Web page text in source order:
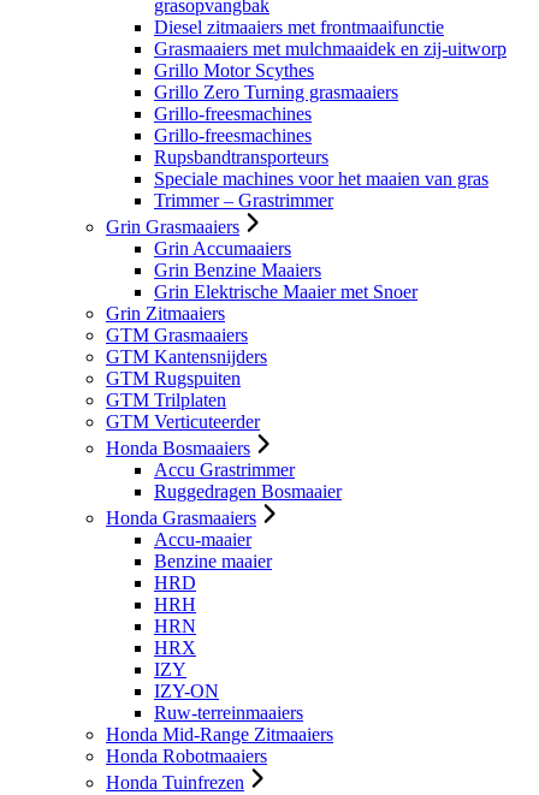
grasopvangbak
Diesel zitmaaiers met frontmaaifunctie
Grasmaaiers met mulchmaaidek en zij-uitworp
Grillo Motor Scythes
Grillo Zero Turning grasmaaiers
Grillo-freesmachines
Grillo-freesmachines
Rupsbandtransporteurs
Speciale machines voor het maaien van gras
Trimmer – Grastrimmer
Grin Grasmaaiers
Grin Accumaaiers
Grin Benzine Maaiers
Grin Elektrische Maaier met Snoer
Grin Zitmaaiers
GTM Grasmaaiers
GTM Kantensnijders
GTM Rugspuiten
GTM Trilplaten
GTM Verticuteerder
Honda Bosmaaiers
Accu Grastrimmer
Ruggedragen Bosmaaier
Honda Grasmaaiers
Accu-maaier
Benzine maaier
HRD
HRH
HRN
HRX
IZY
IZY-ON
Ruw-terreinmaaiers
Honda Mid-Range Zitmaaiers
Honda Robotmaaiers
Honda Tuinfrezen